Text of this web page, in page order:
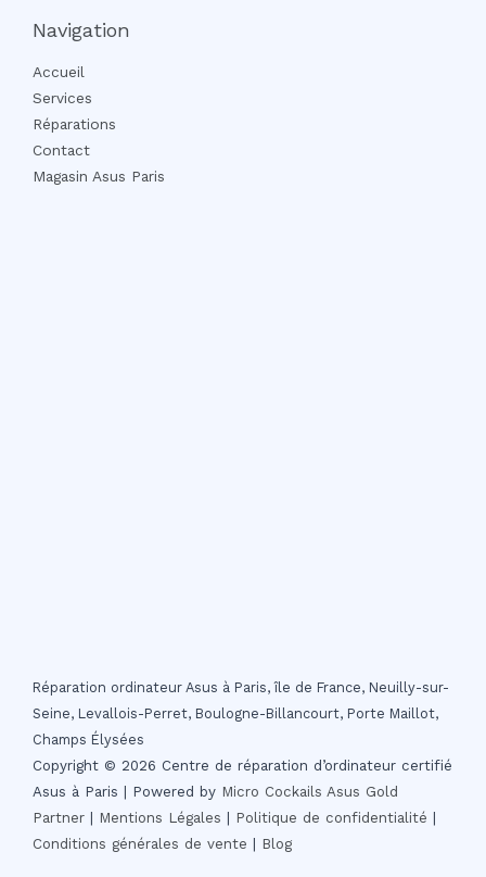
Navigation
Accueil
Services
Réparations
Contact
Magasin Asus Paris
Réparation ordinateur Asus à Paris, île de France, Neuilly-sur-
Seine, Levallois-Perret, Boulogne-Billancourt, Porte Maillot,
Champs Élysées
Copyright © 2026 Centre de réparation d’ordinateur certifié
Asus à Paris | Powered by Micro Cockails Asus Gold
Partner | Mentions Légales | Politique de confidentialité |
Conditions générales de vente | Blog